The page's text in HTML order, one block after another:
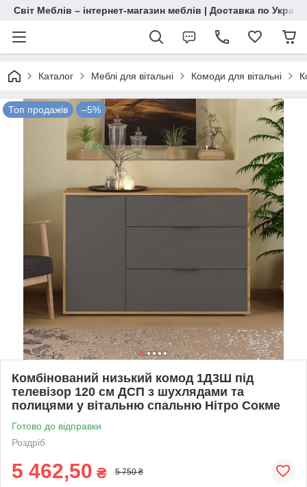
Світ Меблів – інтернет-магазин меблів | Доставка по
Каталог Меблі для вітальні Комоди для вітальні
Топ продажів –5%
Комбінований низький комод 1Д3Ш під
телевізор 120 см ДСП з шухлядами та
полицями у вітальню спальню Нітро Сокме
Готово до відправки
Роздріб
5 462,50 ₴ 5 750 ₴